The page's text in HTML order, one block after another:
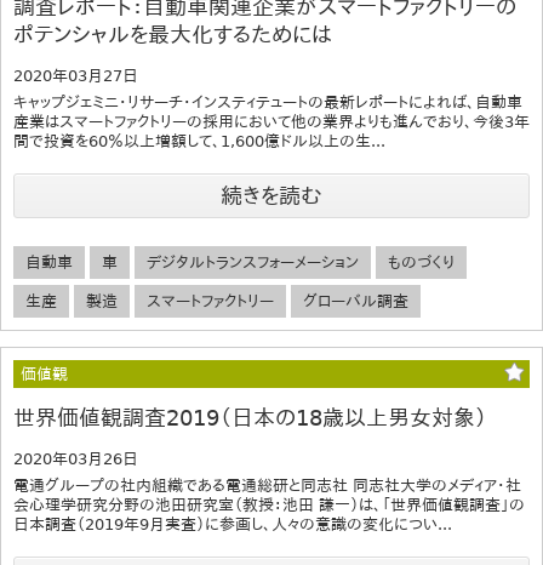
調査レポート：自動車関連企業がスマートファクトリーの
ポテンシャルを最大化するためには
2020年03月27日
キャップジェミニ・リサーチ・インスティテュートの最新レポートによれば、自動車
産業はスマートファクトリーの採用において他の業界よりも進んでおり、今後3年
間で投資を60％以上増額して、1,600億ドル以上の生...
続きを読む
自動車 車 デジタルトランスフォーメーション ものづくり
生産 製造 スマートファクトリー グローバル調査
価値観
世界価値観調査2019（日本の18歳以上男女対象）
2020年03月26日
電通グループの社内組織である電通総研と同志社 同志社大学のメディア・社
会心理学研究分野の池田研究室（教授：池田 謙一）は、「世界価値観調査」の
日本調査（2019年9月実査）に参画し、人々の意識の変化につい...